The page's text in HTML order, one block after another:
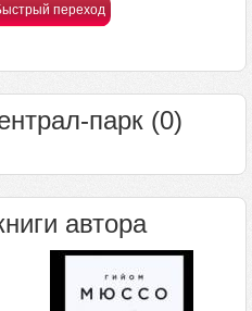
переход
парк (0)
автора